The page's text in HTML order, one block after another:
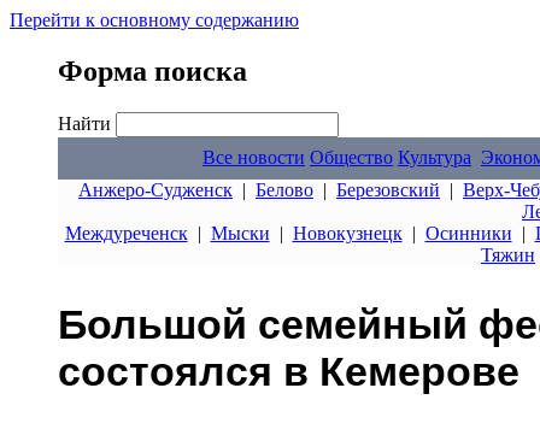
Перейти к основному содержанию
Форма поиска
Найти
Все новости Общество Культура
Анжеро-Судженск | Белово | Березовский | Верх-
Междуреченск| Мыски | Новокузнецк| Осинники |
Тяжин
Большой семейный
состоялся в Кемерове